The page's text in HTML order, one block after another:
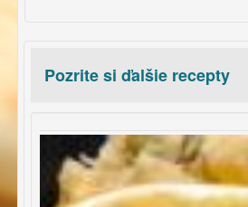
Pozrite si ďalšie recepty